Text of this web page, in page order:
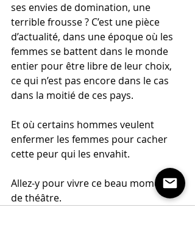
ses envies de domination, une
terrible frousse ? C’est une pièce
d’actualité, dans une époque où les
femmes se battent dans le monde
entier pour être libre de leur choix,
ce qui n’est pas encore dans le cas
dans la moitié de ces pays.
Et où certains hommes veulent
enfermer les femmes pour cacher
cette peur qui les envahit.
Allez-y pour vivre ce beau moment
de théâtre.